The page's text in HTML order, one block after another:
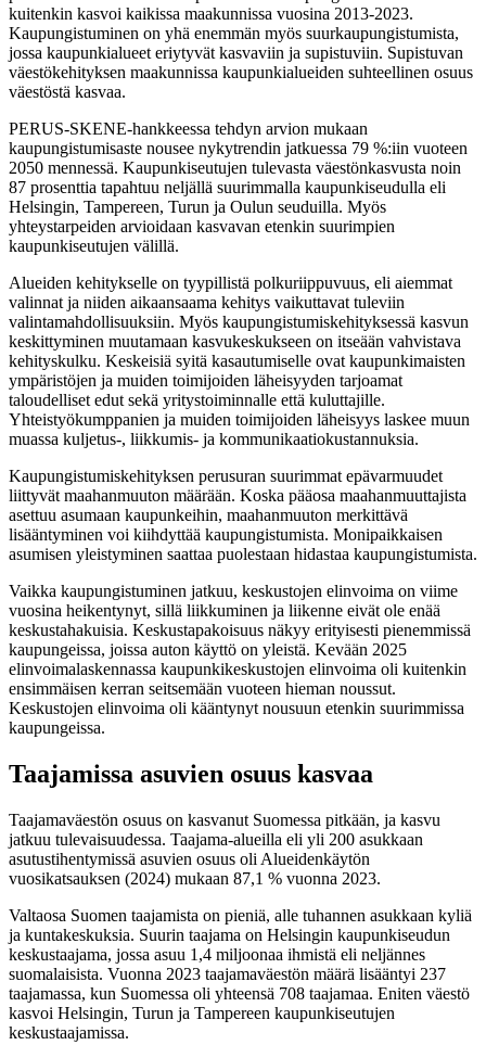
kuitenkin kasvoi kaikissa maakunnissa vuosina 2013-2023.
Kaupungistuminen on yhä enemmän myös suurkaupungistumista,
jossa kaupunkialueet eriytyvät kasvaviin ja supistuviin. Supistuvan
väestökehityksen maakunnissa kaupunkialueiden suhteellinen osuus
väestöstä kasvaa.
PERUS-SKENE-hankkeessa tehdyn arvion mukaan
kaupungistumisaste nousee nykytrendin jatkuessa 79 %:iin vuoteen
2050 mennessä. Kaupunkiseutujen tulevasta väestönkasvusta noin
87 prosenttia tapahtuu neljällä suurimmalla kaupunkiseudulla eli
Helsingin, Tampereen, Turun ja Oulun seuduilla. Myös
yhteystarpeiden arvioidaan kasvavan etenkin suurimpien
kaupunkiseutujen välillä.
Alueiden kehitykselle on tyypillistä polkuriippuvuus, eli aiemmat
valinnat ja niiden aikaansaama kehitys vaikuttavat tuleviin
valintamahdollisuuksiin. Myös kaupungistumiskehityksessä kasvun
keskittyminen muutamaan kasvukeskukseen on itseään vahvistava
kehityskulku. Keskeisiä syitä kasautumiselle ovat kaupunkimaisten
ympäristöjen ja muiden toimijoiden läheisyyden tarjoamat
taloudelliset edut sekä yritystoiminnalle että kuluttajille.
Yhteistyökumppanien ja muiden toimijoiden läheisyys laskee muun
muassa kuljetus-, liikkumis- ja kommunikaatiokustannuksia.
Kaupungistumiskehityksen perusuran suurimmat epävarmuudet
liittyvät maahanmuuton määrään. Koska pääosa maahanmuuttajista
asettuu asumaan kaupunkeihin, maahanmuuton merkittävä
lisääntyminen voi kiihdyttää kaupungistumista. Monipaikkaisen
asumisen yleistyminen saattaa puolestaan hidastaa kaupungistumista.
Vaikka kaupungistuminen jatkuu, keskustojen elinvoima on viime
vuosina heikentynyt, sillä liikkuminen ja liikenne eivät ole enää
keskustahakuisia. Keskustapakoisuus näkyy erityisesti pienemmissä
kaupungeissa, joissa auton käyttö on yleistä. Kevään 2025
elinvoimalaskennassa kaupunkikeskustojen elinvoima oli kuitenkin
ensimmäisen kerran seitsemään vuoteen hieman noussut.
Keskustojen elinvoima oli kääntynyt nousuun etenkin suurimmissa
kaupungeissa.
Taajamissa asuvien osuus kasvaa
Taajamaväestön osuus on kasvanut Suomessa pitkään, ja kasvu
jatkuu tulevaisuudessa. Taajama-alueilla eli yli 200 asukkaan
asutustihentymissä asuvien osuus oli Alueidenkäytön
vuosikatsauksen (2024) mukaan 87,1 % vuonna 2023.
Valtaosa Suomen taajamista on pieniä, alle tuhannen asukkaan kyliä
ja kuntakeskuksia. Suurin taajama on Helsingin kaupunkiseudun
keskustaajama, jossa asuu 1,4 miljoonaa ihmistä eli neljännes
suomalaisista. Vuonna 2023 taajamaväestön määrä lisääntyi 237
taajamassa, kun Suomessa oli yhteensä 708 taajamaa. Eniten väestö
kasvoi Helsingin, Turun ja Tampereen kaupunkiseutujen
keskustaajamissa.